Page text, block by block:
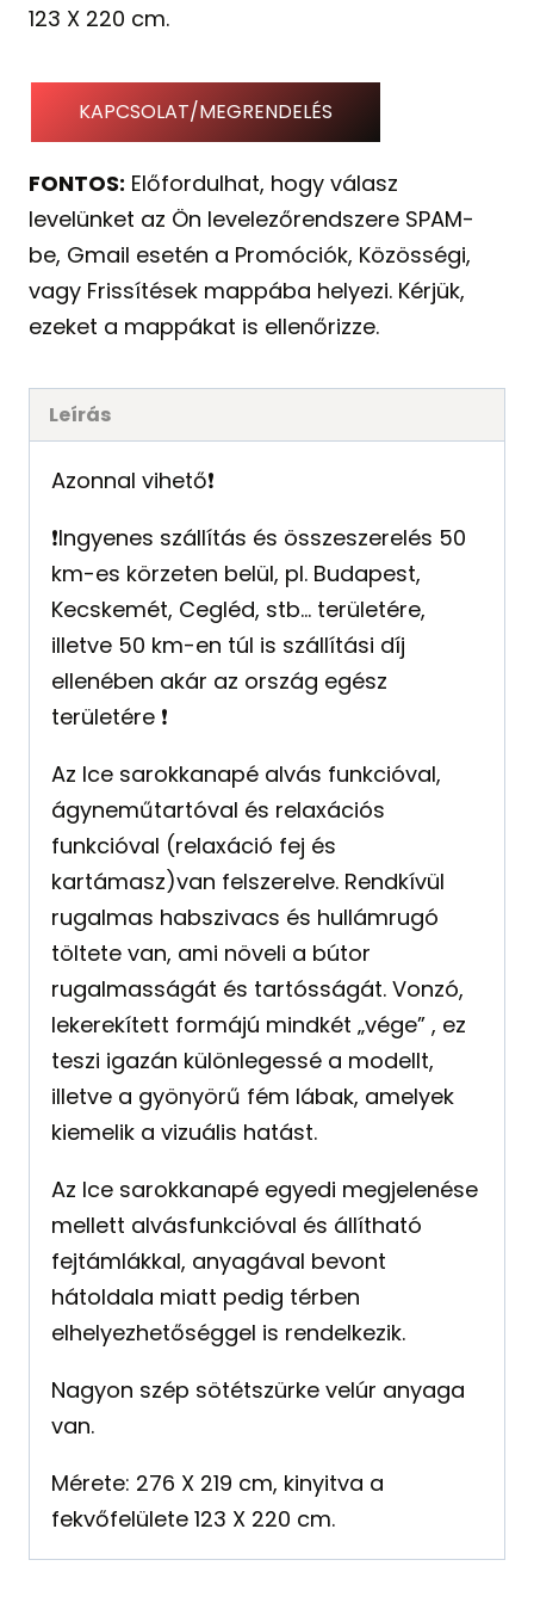
123 X 220 cm.
KAPCSOLAT/MEGRENDELÉS
FONTOS: Előfordulhat, hogy válasz
levelünket az Ön levelezőrendszere SPAM-
be, Gmail esetén a Promóciók, Közösségi,
vagy Frissítések mappába helyezi. Kérjük,
ezeket a mappákat is ellenőrizze.
Leírás
Azonnal vihető❗️
❗️Ingyenes szállítás és összeszerelés 50
km-es körzeten belül, pl. Budapest,
Kecskemét, Cegléd, stb… területére,
illetve 50 km-en túl is szállítási díj
ellenében akár az ország egész
területére ❗️
Az Ice sarokkanapé alvás funkcióval,
ágyneműtartóval és relaxációs
funkcióval (relaxáció fej és
kartámasz)van felszerelve. Rendkívül
rugalmas habszivacs és hullámrugó
töltete van, ami növeli a bútor
rugalmasságát és tartósságát. Vonzó,
lekerekített formájú mindkét „vége” , ez
teszi igazán különlegessé a modellt,
illetve a gyönyörű fém lábak, amelyek
kiemelik a vizuális hatást.
Az Ice sarokkanapé egyedi megjelenése
mellett alvásfunkcióval és állítható
fejtámlákkal, anyagával bevont
hátoldala miatt pedig térben
elhelyezhetőséggel is rendelkezik.
Nagyon szép sötétszürke velúr anyaga
van.
Mérete: 276 X 219 cm, kinyitva a
fekvőfelülete 123 X 220 cm.